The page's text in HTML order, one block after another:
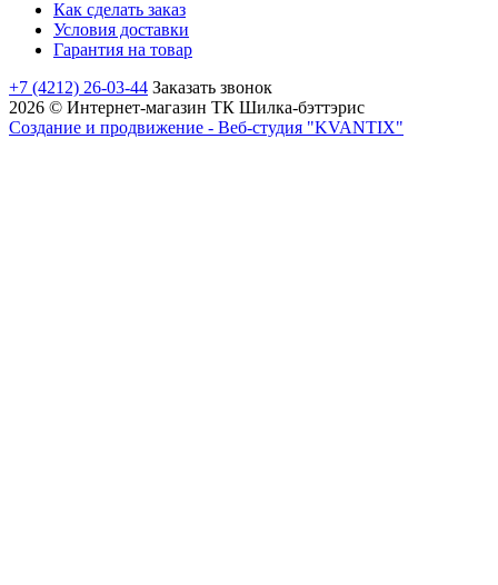
Как сделать заказ
Условия доставки
Гарантия на товар
+7 (4212) 26-03-44 Заказать звонок
2026 © Интернет-магазин ТК Шилка-бэттэрис
Создание и продвижение - Веб-студия "KVANTIX"